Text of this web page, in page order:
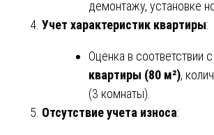
демонтажу, установке
Учет характеристик квартиры:
Оценка в соответствии с
квартиры (80 м²),
(3 комнаты).
Отсутствие учета износа: